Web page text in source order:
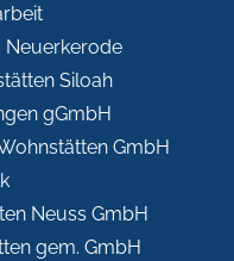
Neuerkerode
Siloah
gGmbH
GmbH
Neuss GmbH
gem. GmbH